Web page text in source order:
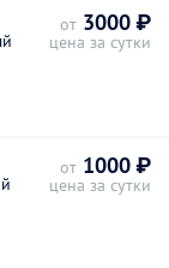
от 3000 ₽
цена за сутки
от 1000 ₽
цена за сутки